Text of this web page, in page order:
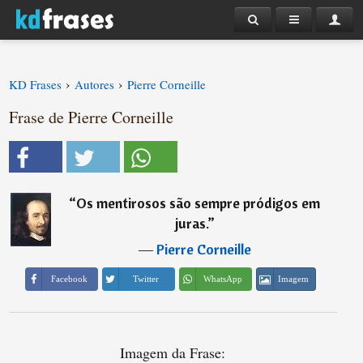
KD Frases › Autores › Pierre Corneille
Frase de Pierre Corneille
“Os mentirosos são sempre pródigos em
juras.”
―Pierre Corneille
Facebook Twitter WhatsApp Imagem
Imagem da Frase: